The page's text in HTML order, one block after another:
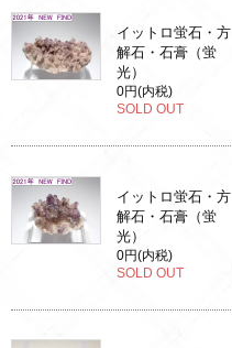
イットロ蛍石・方
解石・石膏（蛍
光）
0円(内税)
SOLD OUT
イットロ蛍石・方
解石・石膏（蛍
光）
0円(内税)
SOLD OUT